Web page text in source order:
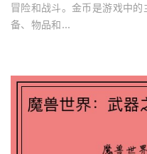
冒险和战斗。金币是游戏中
备、物品和...